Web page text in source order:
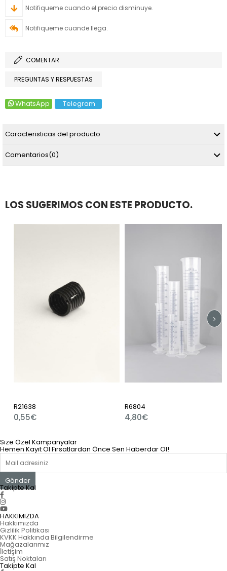
Notifiqueme cuando el precio disminuye.
Notifiqueme cuande llega.
COMENTAR
PREGUNTAS Y RESPUESTAS
WhatsApp Telegram
Caracteristicas del producto
Comentarios(0)
LOS SUGERIMOS CON ESTE PRODUCTO.
R21638
0,55€
R6804
4,80€
Size Özel Kampanyalar
Hemen Kayıt Ol Fırsatlardan Önce Sen Haberdar Ol!
Gönder
Takipte Kal
HAKKIMIZDA
Hakkımızda
Gizlilik Politikası
KVKK Hakkında Bilgilendirme
Mağazalarımız
İletişim
Satış Noktaları
Takipte Kal